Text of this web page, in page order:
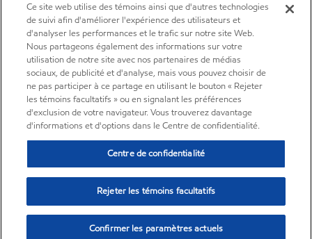
Ce site web utilise des témoins ainsi que d'autres technologies
de suivi afin d'améliorer l'expérience des utilisateurs et
d'analyser les performances et le trafic sur notre site Web.
Nous partageons également des informations sur votre
utilisation de notre site avec nos partenaires de médias
sociaux, de publicité et d'analyse, mais vous pouvez choisir de
ne pas participer à ce partage en utilisant le bouton « Rejeter
les témoins facultatifs » ou en signalant les préférences
d'exclusion de votre navigateur. Vous trouverez davantage
d'informations et d'options dans le Centre de confidentialité.
Centre de confidentialité
Rejeter les témoins facultatifs
Confirmer les paramètres actuels